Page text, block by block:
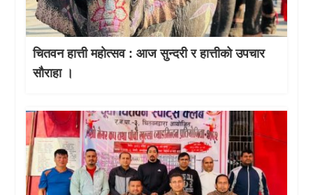
चितवन हात्ती महाेत्सव : आज सुन्दरी र हात्तीको उपचार
साैराहा ।